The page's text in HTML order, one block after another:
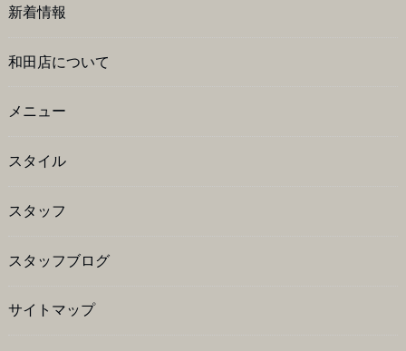
新着情報
和田店について
メニュー
スタイル
スタッフ
スタッフブログ
サイトマップ